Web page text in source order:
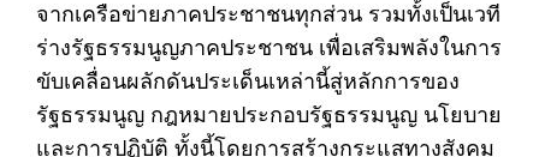
จากเครือข่ายภาคประชาชนทุกส่วน รวมทั้งเป็นเวที
ร่างรัฐธรรมนูญภาคประชาชน เพื่อเสริมพลังในการ
ขับเคลื่อนผลักดันประเด็นเหล่านี้สู่หลักการของ
รัฐธรรมนูญ กฎหมายประกอบรัฐธรรมนูญ นโยบาย
และการปฏิบัติ ทั้งนี้โดยการสร้างกระแสทางสังคม